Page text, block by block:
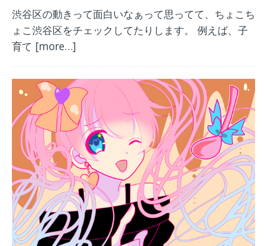
渋谷区の動きって面白いなぁって思ってて、ちょこち
ょこ渋谷区をチェックしてたりします。 例えば、子
育て [more…]